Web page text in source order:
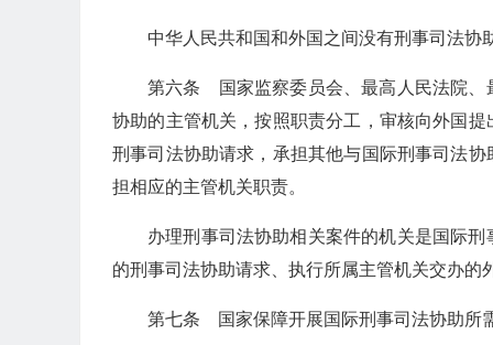
中华人民共和国和外国之间没有刑事司法协
第六条 国家监察委员会、最高人民法院、
协助的主管机关，按照职责分工，审核向外国
刑事司法协助请求，承担其他与国际刑事司法
担相应的主管机关职责。
办理刑事司法协助相关案件的机关是国际
的刑事司法协助请求、执行所属主管机关交办的
第七条 国家保障开展国际刑事司法协助所